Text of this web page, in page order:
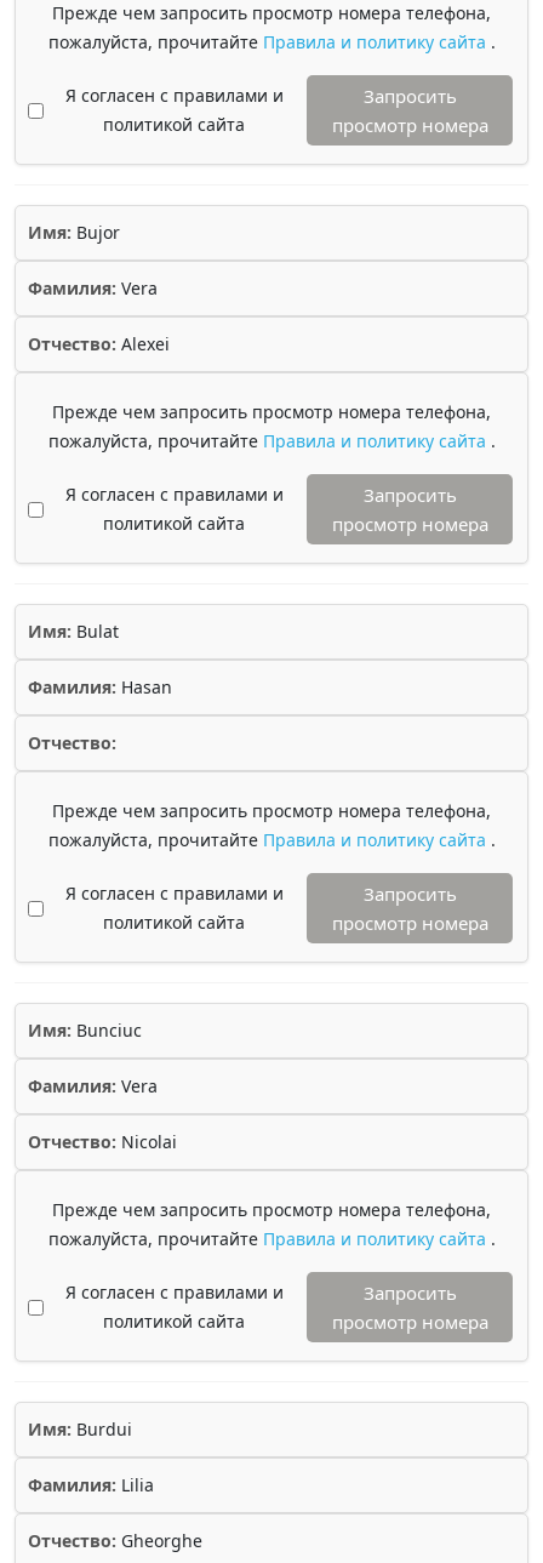
Прежде чем запросить просмотр номера телефона,
пожалуйста, прочитайте Правила и политику сайта .
Я согласен с правилами и
политикой сайта
Запросить
просмотр номера
Имя: Bujor
Фамилия: Vera
Отчество: Alexei
Прежде чем запросить просмотр номера телефона,
пожалуйста, прочитайте Правила и политику сайта .
Я согласен с правилами и
политикой сайта
Запросить
просмотр номера
Имя: Bulat
Фамилия: Hasan
Отчество:
Прежде чем запросить просмотр номера телефона,
пожалуйста, прочитайте Правила и политику сайта .
Я согласен с правилами и
политикой сайта
Запросить
просмотр номера
Имя: Bunciuc
Фамилия: Vera
Отчество: Nicolai
Прежде чем запросить просмотр номера телефона,
пожалуйста, прочитайте Правила и политику сайта .
Я согласен с правилами и
политикой сайта
Запросить
просмотр номера
Имя: Burdui
Фамилия: Lilia
Отчество: Gheorghe